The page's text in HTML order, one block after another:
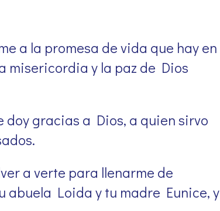
a la promesa de vida que hay en
misericordia y la paz de Dios
doy gracias a Dios, a quien sirvo
a verte para llenarme de
abuela Loida y tu madre Eunice, y